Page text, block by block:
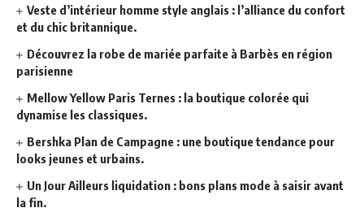
Veste d’intérieur homme style anglais : l’alliance du confort
et du chic britannique.
Découvrez la robe de mariée parfaite à Barbès en région
parisienne
Mellow Yellow Paris Ternes : la boutique colorée qui
dynamise les classiques.
Bershka Plan de Campagne : une boutique tendance pour
looks jeunes et urbains.
Un Jour Ailleurs liquidation : bons plans mode à saisir avant
la fin.